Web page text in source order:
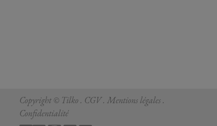
Copyright © Tilko . CGV. Mentions légales .
Confidentialité